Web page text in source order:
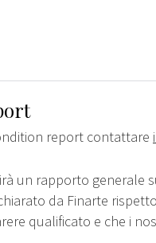
report contattare
un rapporto generale
da Finarte
qualificato e che i